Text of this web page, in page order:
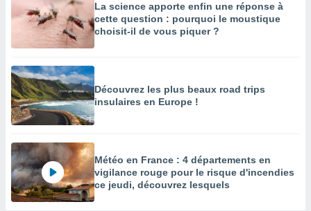
La science apporte enfin une réponse à
cette question : pourquoi le moustique
choisit-il de vous piquer ?
Découvrez les plus beaux road trips
insulaires en Europe !
Météo en France : 4 départements en
vigilance rouge pour le risque d'incendies
ce jeudi, découvrez lesquels